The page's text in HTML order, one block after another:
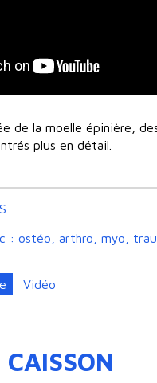
de la moelle épinière,
plus en détail.
: ostéo, arthro, myo,
Vidéo